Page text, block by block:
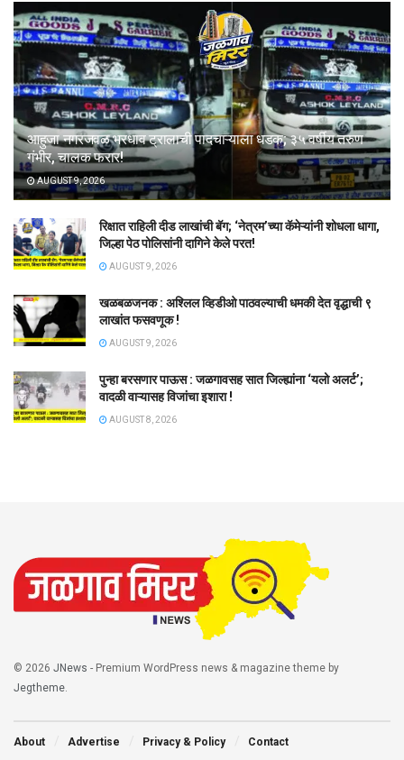
आहुजा नगरजवळ भरधाव ट्रालाची पादचाऱ्याला धडक; ३५ वर्षीय तरुण
गंभीर, चालक फरार!
AUGUST 9, 2026
रिक्षात राहिली दीड लाखांची बॅग; ‘नेत्रम’च्या कॅमेऱ्यांनी शोधला धागा,
जिल्हा पेठ पोलिसांनी दागिने केले परत!
AUGUST 9, 2026
खळबळजनक : अश्लिल व्हिडीओ पाठवल्याची धमकी देत वृद्धाची ९
लाखांत फसवणूक !
AUGUST 9, 2026
पुन्हा बरसणार पाऊस : जळगावसह सात जिल्ह्यांना ‘यलो अलर्ट’;
वादळी वाऱ्यासह विजांचा इशारा !
AUGUST 8, 2026
© 2026 JNews - Premium WordPress news & magazine theme by
Jegtheme
About Advertise Privacy & Policy Contact